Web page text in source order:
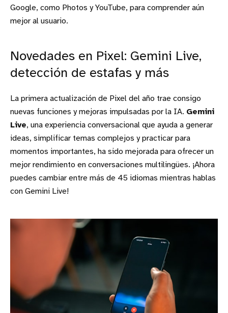
Google, como Photos y YouTube, para comprender aún
mejor al usuario.
Novedades en Pixel: Gemini Live,
detección de estafas y más
La primera actualización de Pixel del año trae consigo
nuevas funciones y mejoras impulsadas por la IA. Gemini
Live, una experiencia conversacional que ayuda a generar
ideas, simplificar temas complejos y practicar para
momentos importantes, ha sido mejorada para ofrecer un
mejor rendimiento en conversaciones multilingües. ¡Ahora
puedes cambiar entre más de 45 idiomas mientras hablas
con Gemini Live!